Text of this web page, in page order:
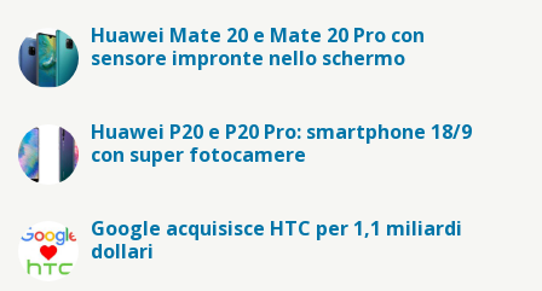
Huawei Mate 20 e Mate 20 Pro con
sensore impronte nello schermo
Huawei P20 e P20 Pro: smartphone 18/9
con super fotocamere
Google acquisisce HTC per 1,1 miliardi
dollari